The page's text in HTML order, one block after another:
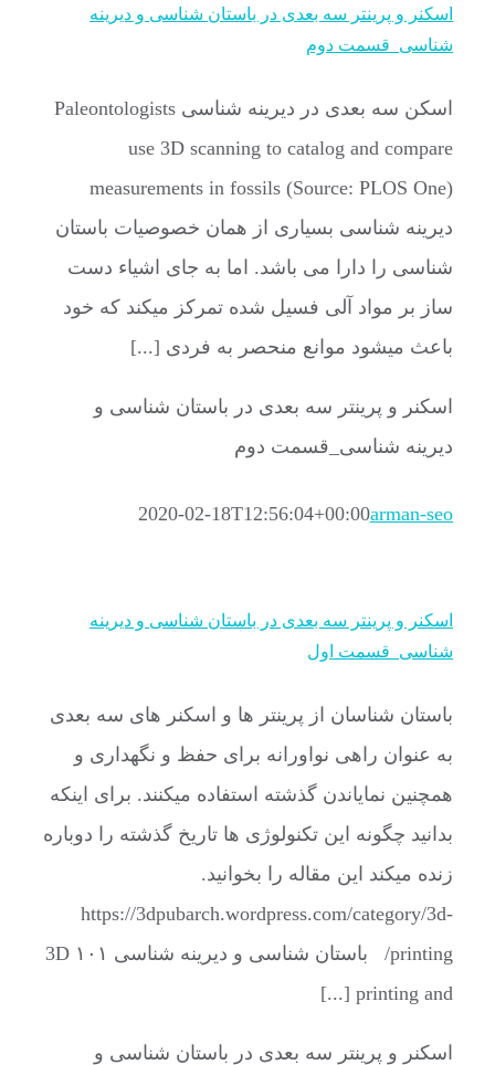
اسکنر و پرینتر سه بعدی در باستان شناسی و دیرینه
شناسی_قسمت دوم
اسکن سه بعدی در دیرینه شناسی Paleontologists
use 3D scanning to catalog and compare
measurements in fossils (Source: PLOS One)
دیرینه شناسی بسیاری از همان خصوصیات باستان
شناسی را دارا می باشد. اما به جای اشیاء دست
ساز بر مواد آلی فسیل شده تمرکز میکند که خود
باعث میشود موانع منحصر به فردی [...]
اسکنر و پرینتر سه بعدی در باستان شناسی و
دیرینه شناسی_قسمت دوم
arman-seo
2020-02-18T12:56:04+00:00
اسکنر و پرینتر سه بعدی در باستان شناسی و دیرینه
شناسی_قسمت اول
باستان شناسان از پرینتر ها و اسکنر های سه بعدی
به عنوان راهی نواورانه برای حفظ و نگهداری و
همچنین نمایاندن گذشته استفاده میکنند. برای اینکه
بدانید چگونه این تکنولوژی ها تاریخ گذشته را دوباره
زنده میکند این مقاله را بخوانید.
https://3dpubarch.wordpress.com/category/3d-
printing/ باستان شناسی و دیرینه شناسی ۱۰۱ 3D
printing and [...]
اسکنر و پرینتر سه بعدی در باستان شناسی و